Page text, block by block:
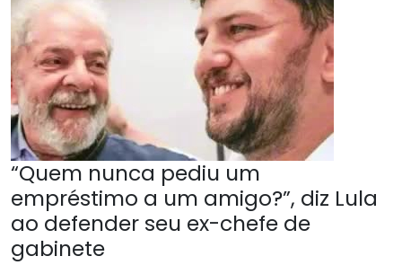
“Quem nunca pediu um
empréstimo a um amigo?”, diz Lula
ao defender seu ex-chefe de
gabinete